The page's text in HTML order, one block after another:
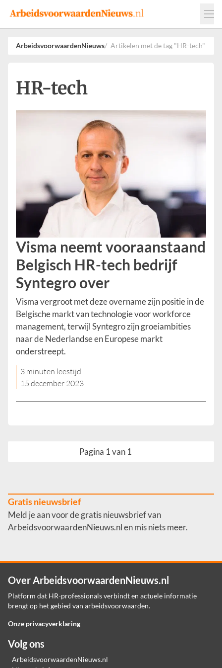
Events
Adverteren
Leveranciers
ArbeidsvoorwaardenNieuws Artikelen met de tag "HR-tech"
HR-tech
Visma neemt vooraanstaand
Belgisch HR-tech bedrijf
Syntegro over
Visma vergroot met deze overname zijn positie in de
Belgische markt van technologie voor workforce
management, terwijl Syntegro zijn groeiambities
naar de Nederlandse en Europese markt
onderstreept.
3 minuten leestijd
15 december 2023
Pagina 1 van 1
Gratis nieuwsbrief
Meld je aan voor de gratis nieuwsbrief van
ArbeidsvoorwaardenNieuws.nl en mis niets meer.
Over ArbeidsvoorwaardenNieuws.nl
Platform dat HR-professionals verbindt en actuele informatie
brengt op het gebied van arbeidsvoorwaarden.
Onze privacyverklaring
Volg ons
ArbeidsvoorwaardenNieuws.nl